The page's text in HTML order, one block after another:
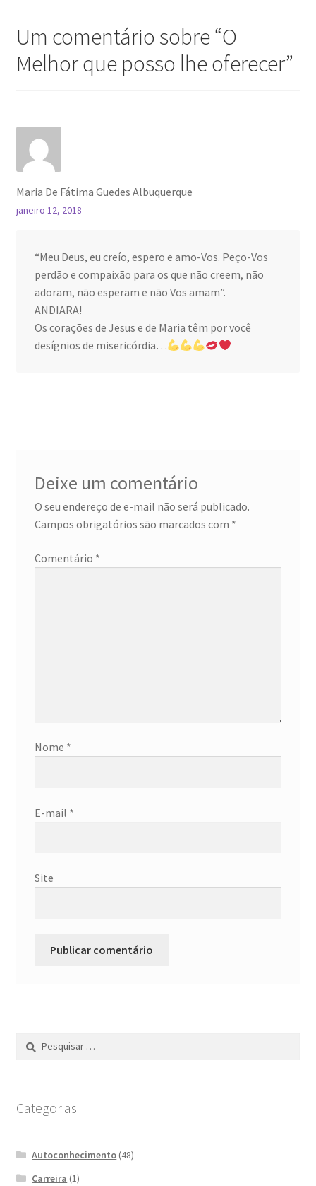
Um comentário sobre “O
Melhor que posso lhe oferecer”
Maria De Fátima Guedes Albuquerque
janeiro 12, 2018
“Meu Deus, eu creío, espero e amo-Vos. Peço-Vos
perdão e compaixão para os que não creem, não
adoram, não esperam e não Vos amam”.
ANDIARA!
Os corações de Jesus e de Maria têm por você
desígnios de misericórdia…
Deixe um comentário
O seu endereço de e-mail não será publicado.
Campos obrigatórios são marcados com *
Comentário *
Nome *
E-mail *
Site
Pesquisar
Categorias
Autoconhecimento (48)
Carreira (1)